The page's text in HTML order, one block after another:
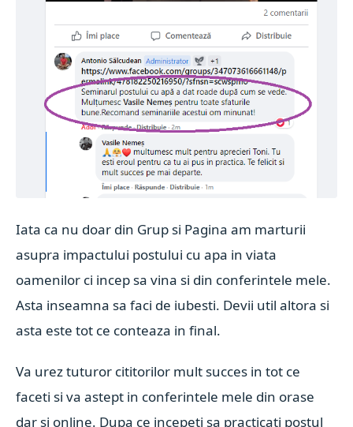
Iata ca nu doar din Grup si Pagina am marturii
asupra impactului postului cu apa in viata
oamenilor ci incep sa vina si din conferintele mele.
Asta inseamna sa faci de iubesti. Devii util altora si
asta este tot ce conteaza in final.
Va urez tuturor cititorilor mult succes in tot ce
faceti si va astept in conferintele mele din orase
dar si online. Dupa ce incepeti sa practicati postul